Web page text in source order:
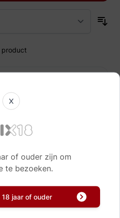
product
Direct leverbaar!
X
of ouder zijn om
te bezoeken.
jaar of ouder